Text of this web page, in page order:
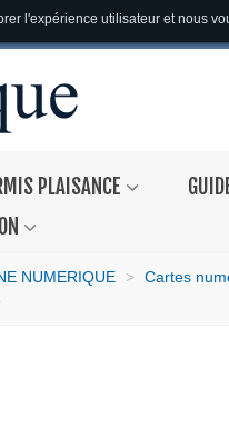
l'expérience utilisateur et nous
PLAISANCE
NUMERIQUE > Cartes